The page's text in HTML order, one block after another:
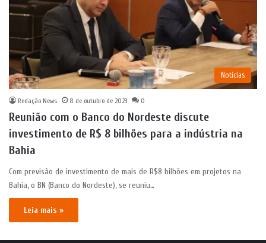
Notícias
Redação News 8 de outubro de 2023 0
Reunião com o Banco do Nordeste discute
investimento de R$ 8 bilhões para a indústria na
Bahia
Com previsão de investimento de mais de R$8 bilhões em projetos na
Bahia, o BN (Banco do Nordeste), se reuniu…
Leia mais »